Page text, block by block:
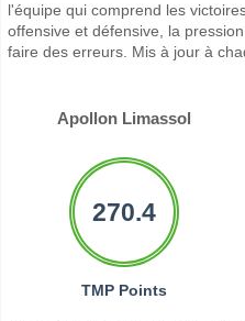
l'équipe qui comprend les
offensive et défensive, la
faire des erreurs. Mis à jour à
Apollon Limassol
270.4
TMP Points